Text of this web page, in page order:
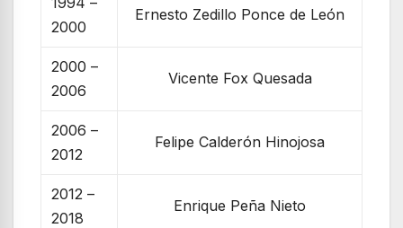
2000
Ernesto Zedillo Ponce de León
2000 –
2006
Vicente Fox Quesada
2006 –
2012
Felipe Calderón Hinojosa
2012 –
2018
Enrique Peña Nieto